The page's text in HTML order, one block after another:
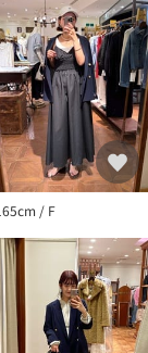
います。
ございます。
合がございま
があります。
/ F